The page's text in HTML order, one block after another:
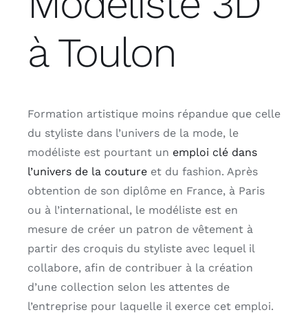
à Toulon
Formation artistique moins répandue que celle
du styliste dans l’univers de la mode, le
modéliste est pourtant un emploi clé dans
l’univers de la coutureet du fashion. Après
obtention de son diplôme en France, à Paris
ou à l’international, le modéliste est en
mesure de créer un patron de vêtement à
partir des croquis du styliste avec lequel il
collabore, afin de contribuer à la création
d’une collection selon les attentes de
l’entreprise pour laquelle il exerce cet emploi.